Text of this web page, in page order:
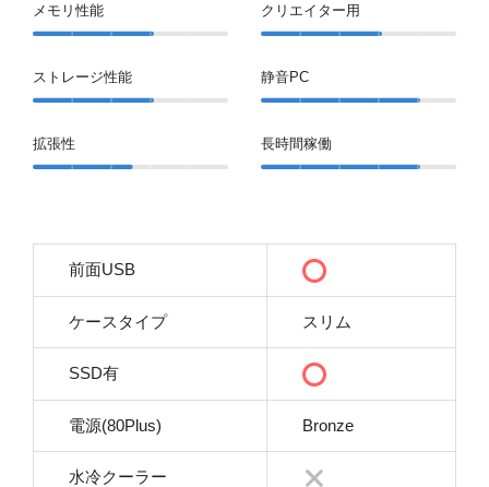
メモリ性能
ストレージ性能
拡張性
クリエイター用
静音PC
長時間稼働
前面USB
ケースタイプ スリム
SSD有
電源(80Plus) Bronze
水冷クーラー